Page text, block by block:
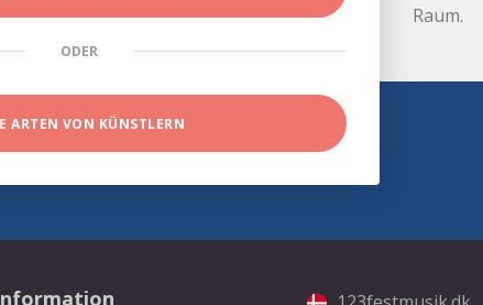
ODER
ARTEN VON KÜNSTLERN
Raum.